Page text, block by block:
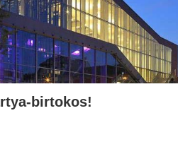
birtokos!